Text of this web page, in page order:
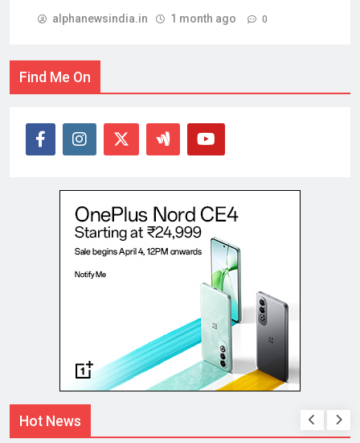
alphanewsindia.in 1 month ago 0
Find Me On
Hot News